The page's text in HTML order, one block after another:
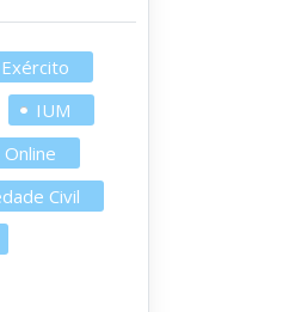
Exército
IUM
Online
Civil